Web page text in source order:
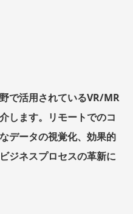
で活用されているVR/MR
します。リモートでのコ
データの視覚化、効果的
ジネスプロセスの革新に